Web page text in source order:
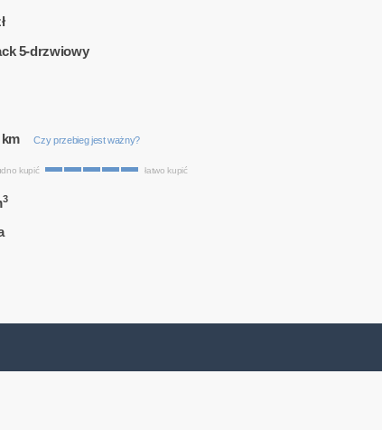
5-drzwiowy
km Czy przebieg jest ważny?
kupić łatwo kupić
3